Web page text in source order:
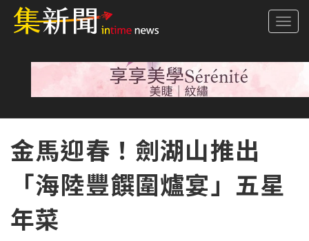
金馬迎春！劍湖山推出
「海陸豐饌圍爐宴」五星
年菜